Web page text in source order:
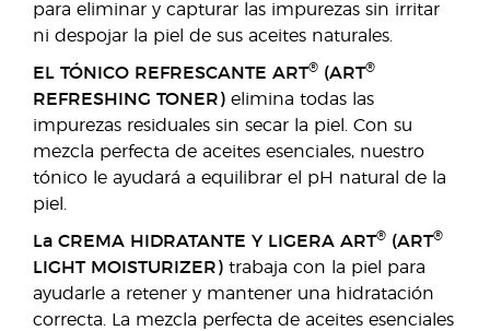
para eliminar y capturar las impurezas sin irritar
ni despojar la piel de sus aceites naturales.
EL TÓNICO REFRESCANTE ART® (ART®
REFRESHING TONER) elimina todas las
impurezas residuales sin secar la piel. Con su
mezcla perfecta de aceites esenciales, nuestro
tónico le ayudará a equilibrar el pH natural de la
piel.
La CREMA HIDRATANTE Y LIGERA ART® (ART®
LIGHT MOISTURIZER) trabaja con la piel para
ayudarle a retener y mantener una hidratación
correcta. La mezcla perfecta de aceites esenciales